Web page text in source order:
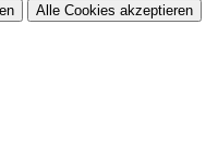
Alle Cookies akzeptieren